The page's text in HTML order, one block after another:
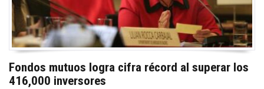
Fondos mutuos logra cifra récord al superar los
416,000 inversores